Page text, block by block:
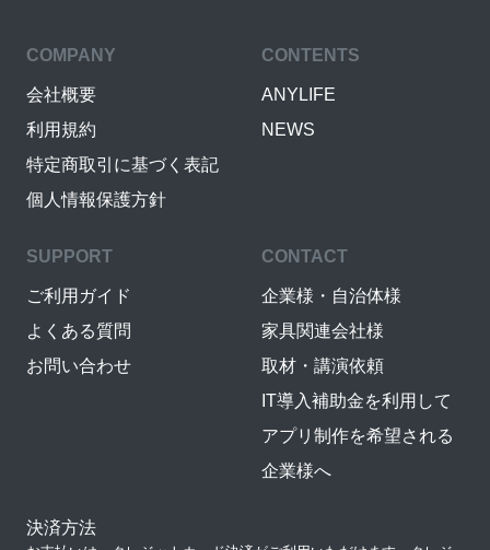
COMPANY
会社概要
利用規約
特定商取引に基づく表記
個人情報保護方針
CONTENTS
ANYLIFE
NEWS
SUPPORT
ご利用ガイド
よくある質問
お問い合わせ
CONTACT
企業様・自治体様
家具関連会社様
取材・講演依頼
IT導入補助金を利用して
アプリ制作を希望される
企業様へ
決済方法